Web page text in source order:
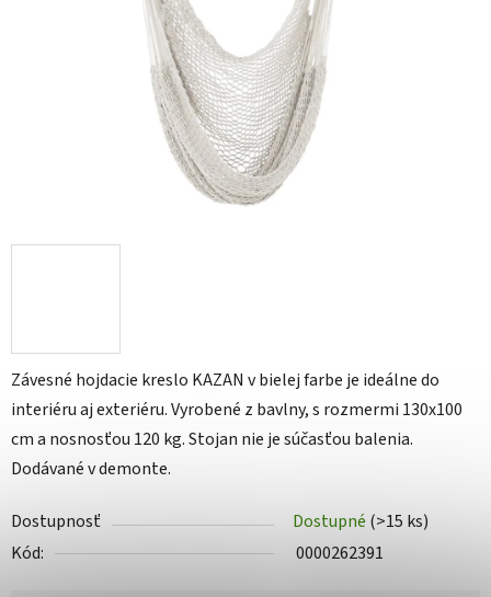
Závesné hojdacie kreslo KAZAN v bielej farbe je ideálne do
interiéru aj exteriéru. Vyrobené z bavlny, s rozmermi 130x100
cm a nosnosťou 120 kg. Stojan nie je súčasťou balenia.
Dodávané v demonte.
Dostupnosť Dostupné (>15 ks)
Kód:
0000262391